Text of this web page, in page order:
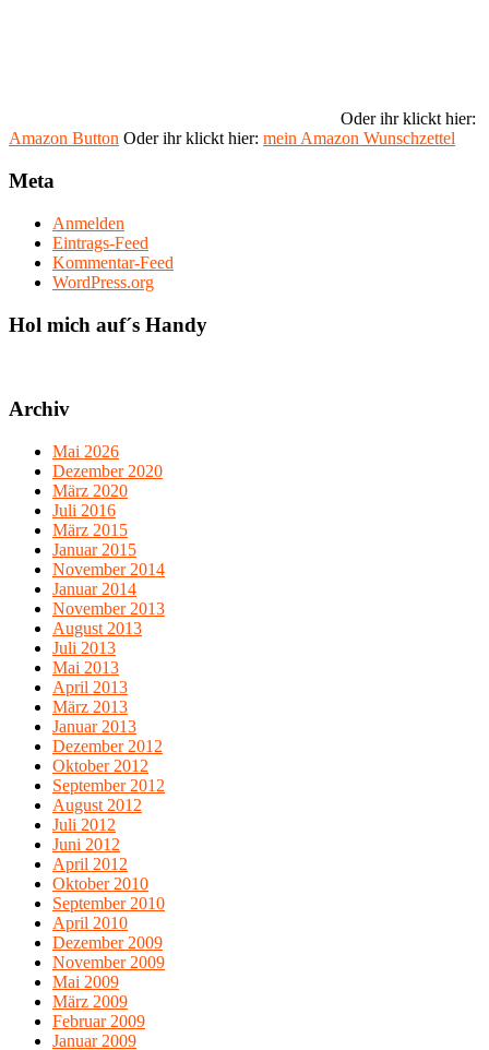
Oder ihr klickt hier:
Amazon Button Oder ihr klickt hier: mein Amazon Wunschzettel
Meta
Anmelden
Eintrags-Feed
Kommentar-Feed
WordPress.org
Hol mich auf´s Handy
Archiv
Mai 2026
Dezember 2020
März 2020
Juli 2016
März 2015
Januar 2015
November 2014
Januar 2014
November 2013
August 2013
Juli 2013
Mai 2013
April 2013
März 2013
Januar 2013
Dezember 2012
Oktober 2012
September 2012
August 2012
Juli 2012
Juni 2012
April 2012
Oktober 2010
September 2010
April 2010
Dezember 2009
November 2009
Mai 2009
März 2009
Februar 2009
Januar 2009